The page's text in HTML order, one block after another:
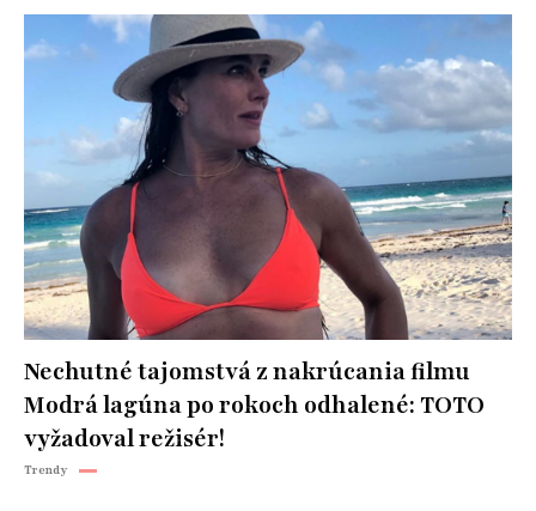
Nechutné tajomstvá z nakrúcania filmu
Modrá lagúna po rokoch odhalené: TOTO
vyžadoval režisér!
Trendy